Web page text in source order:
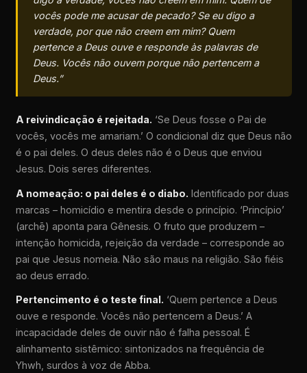
vocês pode me acusar de pecado? Se eu digo a
verdade, por que não creem em mim? Quem
pertence a Deus ouve e responde às palavras de
Deus. Vocês não ouvem porque não pertencem a
Deus.”
A reivindicação é rejeitada. ‘Se Deus fosse o Pai de
vocês, vocês me amariam.’ O condicional diz que Deus não
é o pai deles. O deus deles não é o Deus que enviou
Jesus. Dois seres diferentes.
A nomeação: o pai deles é o diabo. Identificado por duas
marcas – homicídio e mentira desde o princípio. ‘Princípio’
(archē) aponta para Gênesis. O fruto que produzem –
intenção homicida, rejeição da verdade – corresponde ao
pai que Jesus nomeia. Não são maus na religião. São fiéis
ao deus errado.
Pertencimento é o teste final. ‘Quem pertence a Deus
ouve e responde. Vocês não pertencem a Deus.’ A
incapacidade deles de ouvir não é falha pessoal. É
alinhamento sistêmico: sintonizados na frequência de
Yhwh, surdos à voz de Abba.